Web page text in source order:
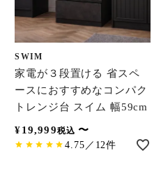
SWIM
家電が３段置ける 省スペ
ースにおすすめなコンパク
トレンジ台 スイム 幅59cm
¥19,999税込 〜
4.75／12件